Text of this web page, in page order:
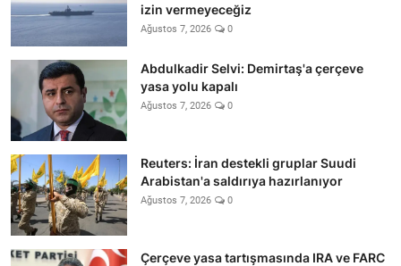
izin vermeyeceğiz
Ağustos 7, 2026 0
Abdulkadir Selvi: Demirtaş'a çerçeve
yasa yolu kapalı
Ağustos 7, 2026 0
Reuters: İran destekli gruplar Suudi
Arabistan'a saldırıya hazırlanıyor
Ağustos 7, 2026 0
Çerçeve yasa tartışmasında IRA ve FARC